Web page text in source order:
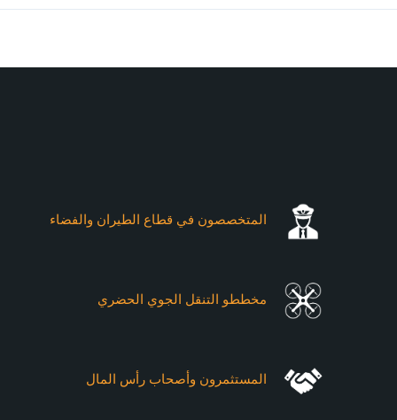
المتخصصون في قطاع الطيران والفضاء
مخططو التنقل الجوي الحضري
المستثمرون وأصحاب رأس المال